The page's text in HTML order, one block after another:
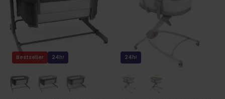
Bestseller 24h! 24h!